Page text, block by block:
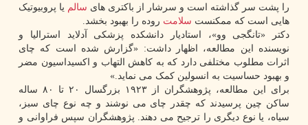
را پشت سر گذاشته است و سرشار از باکتری های سالم یا پروبیوتیک
هایی است که ممکنست سلامت روده را بهبود بخشد.
دکتر «تانگجی وو»، استادیار دانشکده پزشکی آدلاید استرالیا و
نویسنده این مطالعه، اظهار داشت: «گزارش شده است که چای
اثرات مطلوب مختلفی دارد که به کاهش التهاب و اکسیداسیون مضر
و بهبود حساسیت به انسولین کمک می نماید.»
برای این مطالعه، پژوهشگران از ۱۹۲۳ بزرگسال ۲۰ تا ۸۰ ساله
ساکن چین پرسیدند که چقدر چای می نوشند و چه نوع چای سبز،
سیاه، یا نوع دیگری را ترجیح می دهند. پژوهشگران سپس فراوانی و